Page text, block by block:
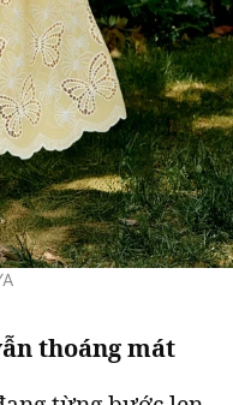
thoáng mát